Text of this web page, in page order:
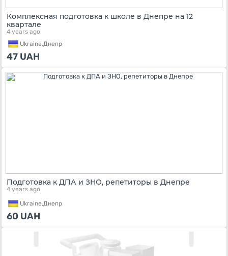
Комплексная подготовка к школе в Днепре на 12
квартале
4 years ago
Ukraine,Днепр
47 UAH
Подготовка к ДПА и ЗНО, репетиторы в Днепре
4 years ago
Ukraine,Днепр
60 UAH